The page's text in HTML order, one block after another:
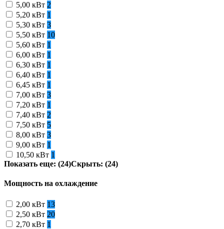
5,00 кВт 2
5,20 кВт 1
5,30 кВт 3
5,50 кВт 10
5,60 кВт 1
6,00 кВт 1
6,30 кВт 1
6,40 кВт 1
6,45 кВт 1
7,00 кВт 3
7,20 кВт 1
7,40 кВт 2
7,50 кВт 5
8,00 кВт 3
9,00 кВт 1
10,50 кВт 1
Показать еще: (24)Скрыть: (24)
Мощность на охлаждение
2,00 кВт 13
2,50 кВт 20
2,70 кВт 1